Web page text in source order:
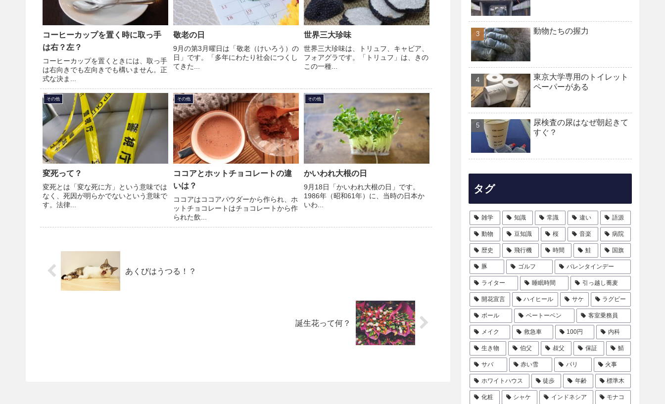
コーヒーカップを置く時に取っ手
は右？左？
コーヒーカップを置くときには、取っ手
は右向きでも左向きでも構いません。正
式な決ま...
敬老の日
9月の第3月曜日は「敬老（けいろう）の
日」です。「多年にわたり社会につくし
てきた...
世界三大珍味
世界三大珍味は、トリュフ、キャビア、
フォアグラです。「トリュフ」は、きの
この一種...
その他
変死って？
変死とは「変な死に方」という意味では
なく、死因が明らかでないという意味で
す。法律...
その他
ココアとホットチョコレートの違
いは？
ココアはココアパウダーから作られ、ホ
ットチョコレートはチョコレートから作
られた飲...
その他
かいわれ大根の日
9月18日「かいわれ大根の日」です。
1986年（昭和61年）に、当時の日本か
いわ...
あくびはうつる！？
誕生花って何？
動物たちの握力
東京大学専用のトイレット
ペーパーがある
尿検査の尿はなぜ朝起きて
すぐ？
タグ
雑学 知識 常識 違い 語源
動物 豆知識 桜 音楽 病院
歴史 飛行機 時間 鮭 国旗
豚 ゴルフ バレンタインデー
ライター 睡眠時間 引っ越し蕎麦
開花宣言 ハイヒール サケ ラグビー
ボール ベートーベン 客室乗務員
メイク 救急車 100円 内科
生き物 伯父 叔父 保証 鯖
サバ 赤い雪 パリ 火事
ホワイトハウス 徒歩 年齢 標準木
化粧 シャケ インドネシア モナコ